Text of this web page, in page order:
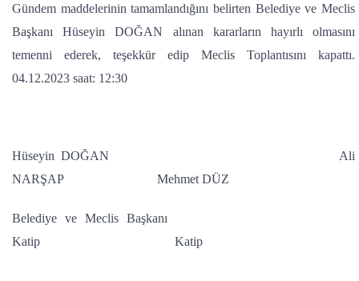
Gündem maddelerinin tamamlandığını belirten Belediye ve Meclis
Başkanı Hüseyin DOĞAN alınan kararların hayırlı olmasını
temenni ederek, teşekkür edip Meclis Toplantısını kapattı.
04.12.2023 saat: 12:30
Hüseyin DOĞAN Ali
NARŞAP Mehmet DÜZ
Belediye ve Meclis Başkanı
Katip Katip